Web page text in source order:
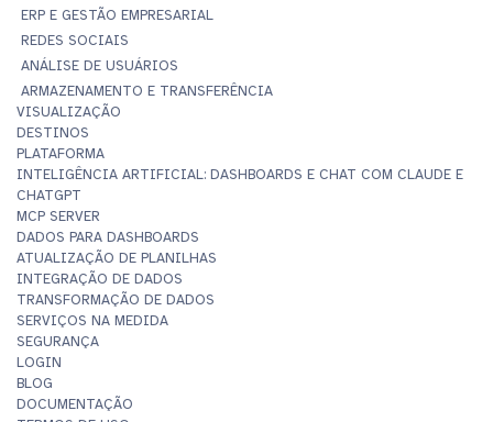
ERP E GESTÃO EMPRESARIAL
REDES SOCIAIS
ANÁLISE DE USUÁRIOS
ARMAZENAMENTO E TRANSFERÊNCIA
VISUALIZAÇÃO
DESTINOS
PLATAFORMA
INTELIGÊNCIA ARTIFICIAL: DASHBOARDS E CHAT COM CLAUDE E
CHATGPT
MCP SERVER
DADOS PARA DASHBOARDS
ATUALIZAÇÃO DE PLANILHAS
INTEGRAÇÃO DE DADOS
TRANSFORMAÇÃO DE DADOS
SERVIÇOS NA MEDIDA
SEGURANÇA
LOGIN
BLOG
DOCUMENTAÇÃO